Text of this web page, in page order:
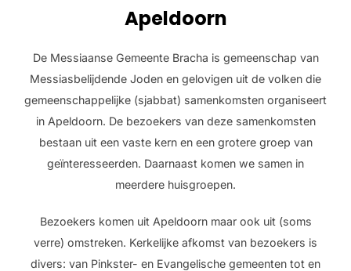
Apeldoorn
De Messiaanse Gemeente Bracha is gemeenschap van
Messiasbelijdende Joden en gelovigen uit de volken die
gemeenschappelijke (sjabbat) samenkomsten organiseert
in Apeldoorn. De bezoekers van deze samenkomsten
bestaan uit een vaste kern en een grotere groep van
geïnteresseerden. Daarnaast komen we samen in
meerdere huisgroepen.
Bezoekers komen uit Apeldoorn maar ook uit (soms
verre) omstreken. Kerkelijke afkomst van bezoekers is
divers: van Pinkster- en Evangelische gemeenten tot en